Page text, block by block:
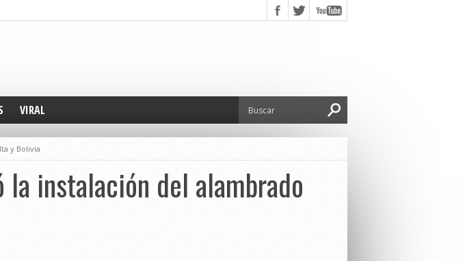
VIRAL
y Bolivia
instalación del alambrado